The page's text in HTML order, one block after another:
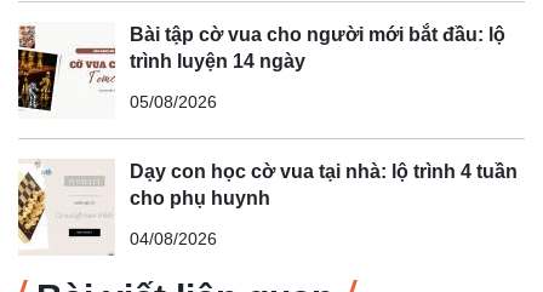
Bài tập cờ vua cho người mới bắt đầu: lộ
trình luyện 14 ngày
05/08/2026
Dạy con học cờ vua tại nhà: lộ trình 4 tuần
cho phụ huynh
04/08/2026